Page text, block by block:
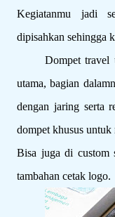
Kegiatanmu jadi
dipisahkan sehingga
Dompet travel
utama, bagian
dengan jaring serta
dompet khusus untuk
Bisa juga di custom
tambahan cetak logo.